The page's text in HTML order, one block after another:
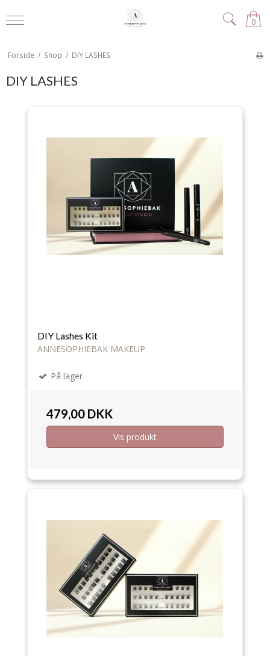
0
Forside / Shop / DIY LASHES
DIY LASHES
DIY Lashes Kit
ANNESOPHIEBAK MAKEUP
På lager
479,00 DKK
Vis produkt